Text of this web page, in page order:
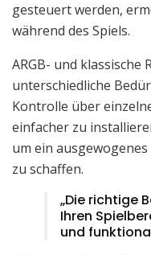
gesteuert werden,
während des Spiels.
ARGB- und klassische
unterschiedliche
Kontrolle über
einfacher zu
um ein
zu schaffen.
„Die richtige
Ihren
und